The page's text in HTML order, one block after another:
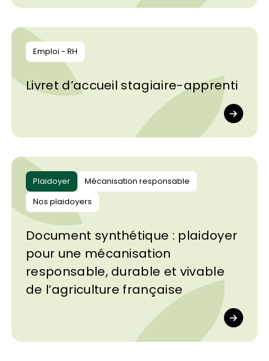
Emploi - RH
Livret d’accueil stagiaire-apprenti
Plaidoyer
Mécanisation responsable
Nos plaidoyers
Document synthétique : plaidoyer
pour une mécanisation
responsable, durable et vivable
de l’agriculture française